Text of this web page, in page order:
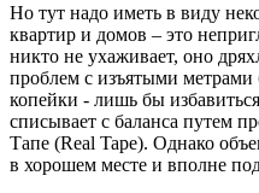
Но тут надо иметь в виду
квартир и домов – это
никто не ухаживает, оно
проблем с изъятыми метрами
копейки - лишь бы
списывает с баланса путем
Тапе (Real Tape). Однако
в хорошем месте и вполне